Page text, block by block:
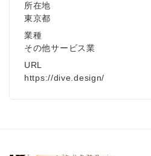
所在地
東京都
業種
その他サービス業
URL
https://dive.design/